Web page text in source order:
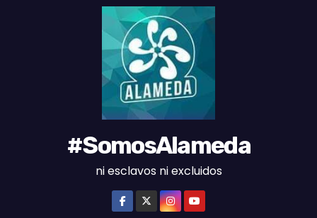
#SomosAlameda
ni esclavos ni excluidos